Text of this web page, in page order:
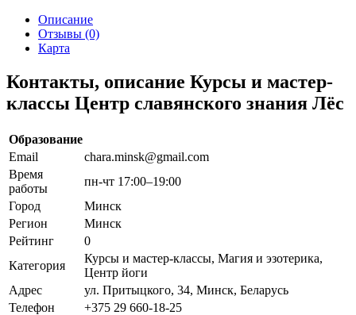
Описание
Отзывы (0)
Карта
Контакты, описание Курсы и мастер-
классы Центр славянского знания Лёс
Образование
Email
chara.minsk@gmail.com
Время
работы
пн-чт 17:00–19:00
Город
Минск
Регион
Минск
Рейтинг
0
Категория
Курсы и мастер-классы, Магия и эзотерика,
Центр йоги
Адрес
ул. Притыцкого, 34, Минск, Беларусь
Телефон
+375 29 660-18-25